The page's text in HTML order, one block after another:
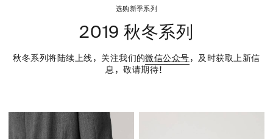
选购新季系列
2019 秋冬系列
秋冬系列将陆续上线，关注我们的微信公众号 ，及时获取上新信
息，敬请期待！